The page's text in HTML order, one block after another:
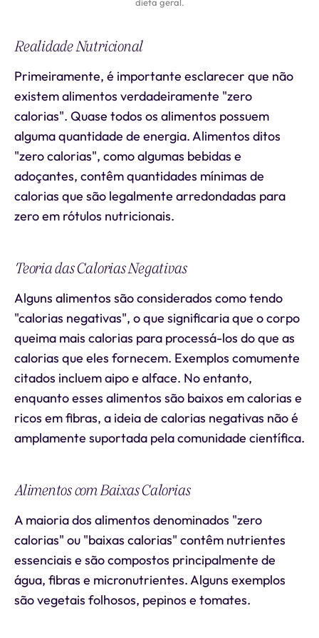
Realidade Nutricional
Primeiramente, é importante esclarecer que não
existem alimentos verdadeiramente "zero
calorias". Quase todos os alimentos possuem
alguma quantidade de energia. Alimentos ditos
"zero calorias", como algumas bebidas e
adoçantes, contêm quantidades mínimas de
calorias que são legalmente arredondadas para
zero em rótulos nutricionais.
Teoria das Calorias Negativas
Alguns alimentos são considerados como tendo
"calorias negativas", o que significaria que o corpo
queima mais calorias para processá-los do que as
calorias que eles fornecem. Exemplos comumente
citados incluem aipo e alface. No entanto,
enquanto esses alimentos são baixos em calorias e
ricos em fibras, a ideia de calorias negativas não é
amplamente suportada pela comunidade científica.
Alimentos com Baixas Calorias
A maioria dos alimentos denominados "zero
calorias" ou "baixas calorias" contêm nutrientes
essenciais e são compostos principalmente de
água, fibras e micronutrientes. Alguns exemplos
são vegetais folhosos, pepinos e tomates.